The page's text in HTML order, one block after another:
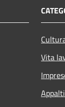
Vita